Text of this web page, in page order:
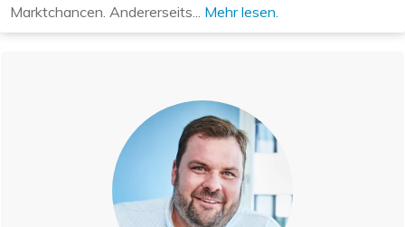
Marktchancen. Andererseits... Mehr lesen.